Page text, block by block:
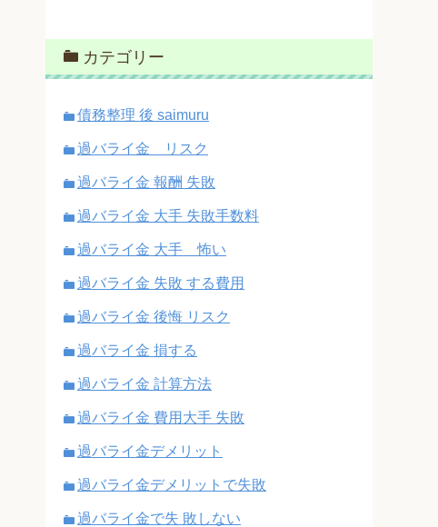
カテゴリー
債務整理 後 saimuru
過バライ金 リスク
過バライ金 報酬 失敗
過バライ金 大手 失敗手数料
過バライ金 大手 怖い
過バライ金 失敗 する費用
過バライ金 後悔 リスク
過バライ金 損する
過バライ金 計算方法
過バライ金 費用大手 失敗
過バライ金デメリット
過バライ金デメリットで失敗
過バライ金で失 敗しない